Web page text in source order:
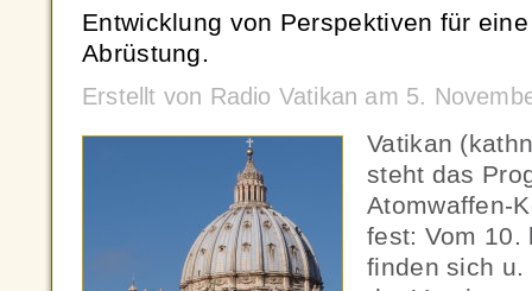
Entwicklung von Perspektiven für
Abrüstung.
Erstellt von Radio Vatikan am 5.
Vatikan
steht das
Atomwaffen-
fest: Vom 10.
finden sich u.